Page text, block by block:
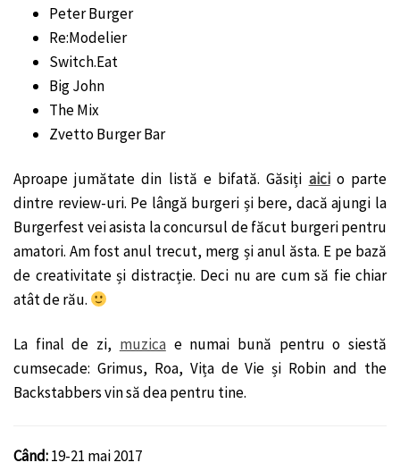
Peter Burger
Re:Modelier
Switch.Eat
Big John
The Mix
Zvetto Burger Bar
Aproape jumătate din listă e bifată. Găsiți aicio parte
dintre review-uri. Pe lângă burgeri și bere, dacă ajungi la
Burgerfest vei asista la concursul de făcut burgeri pentru
amatori. Am fost anul trecut, merg și anul ăsta. E pe bază
de creativitate și distracție. Deci nu are cum să fie chiar
atât de rău.
La final de zi, muzicae numai bună pentru o siestă
cumsecade: Grimus, Roa, Vița de Vie și Robin and the
Backstabbers vin să dea pentru tine.
Când:19-21 mai 2017